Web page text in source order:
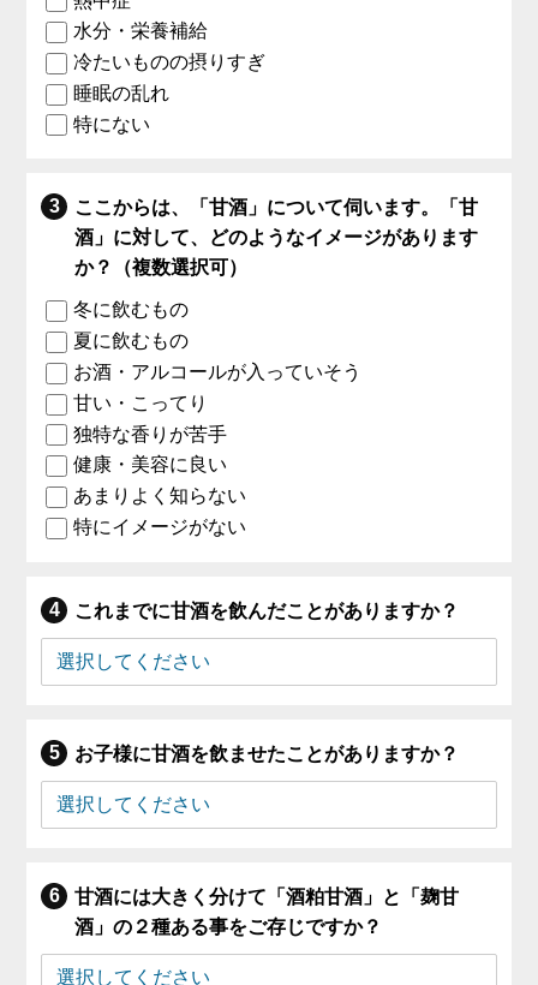
水分・栄養補給
冷たいものの摂りすぎ
睡眠の乱れ
特にない
ここからは、「甘酒」について伺います。「甘
酒」に対して、どのようなイメージがあります
か？（複数選択可）
冬に飲むもの
夏に飲むもの
お酒・アルコールが入っていそう
甘い・こってり
独特な香りが苦手
健康・美容に良い
あまりよく知らない
特にイメージがない
これまでに甘酒を飲んだことがありますか？
お子様に甘酒を飲ませたことがありますか？
甘酒には大きく分けて「酒粕甘酒」と「麹甘
酒」の２種ある事をご存じですか？